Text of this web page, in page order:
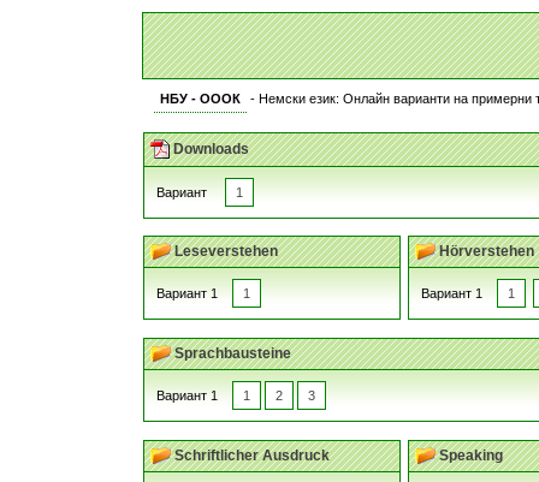
НБУ - ОООК - Немски език: Онлайн варианти на примерни
Downloads
Вариант 1
Leseverstehen
Вариант 1 1
Hörverstehen
Вариант 1 1
Sprachbausteine
Вариант 1 1 2 3
Schriftlicher Ausdruck Speaking